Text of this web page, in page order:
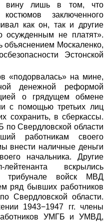
вину лишь в том, что
заключенного
как он, так и другие
осужденным не платят».
объяснением Москаленко,
Эстонской
«подорвалась» на мине,
денежной реформой
о грядущем обмене
с помощью третьих лиц
сохранить, в сберкассы.
по Свердловской области
работникам своего
внести наличные деньги
начальника. Другие
лейтенанта вскрылись
войск МВД
ряд бывших работников
области.
1943−1947 гг. члены
УМГБ и УМВД,